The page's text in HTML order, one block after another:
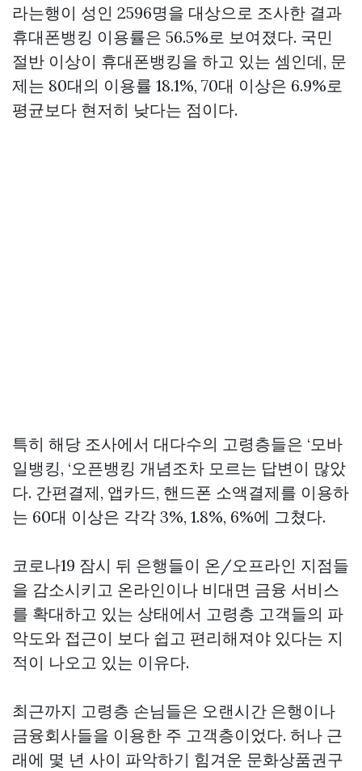
라는행이 성인 2596명을 대상으로 조사한 결과
휴대폰뱅킹 이용률은 56.5%로 보여졌다. 국민
절반 이상이 휴대폰뱅킹을 하고 있는 셈인데, 문
제는 80대의 이용률 18.1%, 70대 이상은 6.9%로
평균보다 현저히 낮다는 점이다.
특히 해당 조사에서 대다수의 고령층들은 ‘모바
일뱅킹, ‘오픈뱅킹 개념조차 모르는 답변이 많았
다. 간편결제, 앱카드, 핸드폰 소액결제를 이용하
는 60대 이상은 각각 3%, 1.8%, 6%에 그쳤다.
코로나19 잠시 뒤 은행들이 온/오프라인 지점들
을 감소시키고 온라인이나 비대면 금융 서비스
를 확대하고 있는 상태에서 고령층 고객들의 파
악도와 접근이 보다 쉽고 편리해져야 있다는 지
적이 나오고 있는 이유다.
최근까지 고령층 손님들은 오랜시간 은행이나
금융회사들을 이용한 주 고객층이었다. 허나 근
래에 몇 년 사이 파악하기 힘겨운 문화상품권구